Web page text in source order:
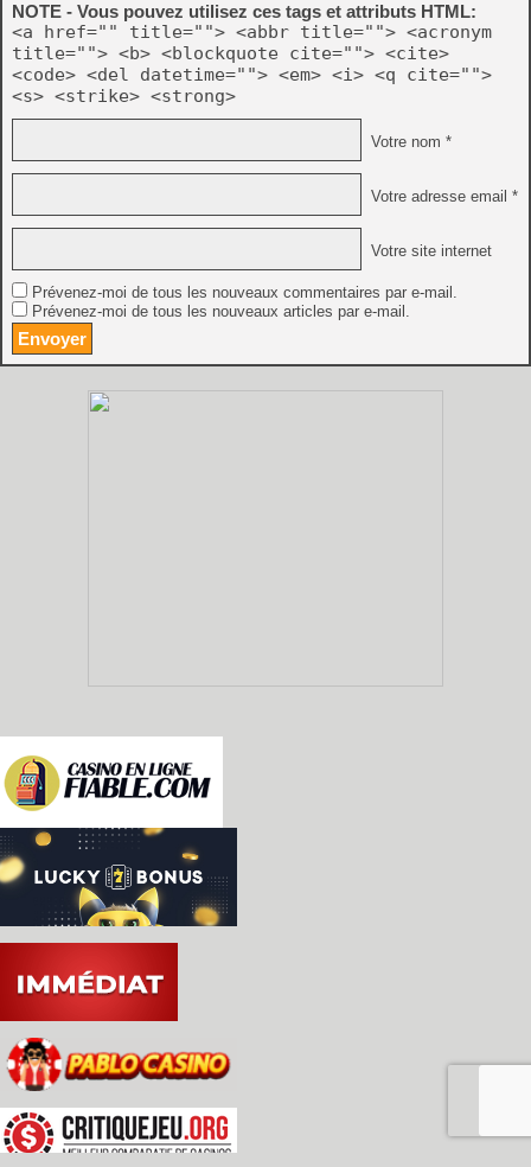
NOTE - Vous pouvez utilisez ces tags et attributs HTML:
<a href="" title=""> <abbr title=""> <acronym
title=""> <b> <blockquote cite=""> <cite>
<code> <del datetime=""> <em> <i> <q cite="">
<s> <strike> <strong>
Votre nom *
Votre adresse email *
Votre site internet
Prévenez-moi de tous les nouveaux commentaires par e-mail.
Prévenez-moi de tous les nouveaux articles par e-mail.